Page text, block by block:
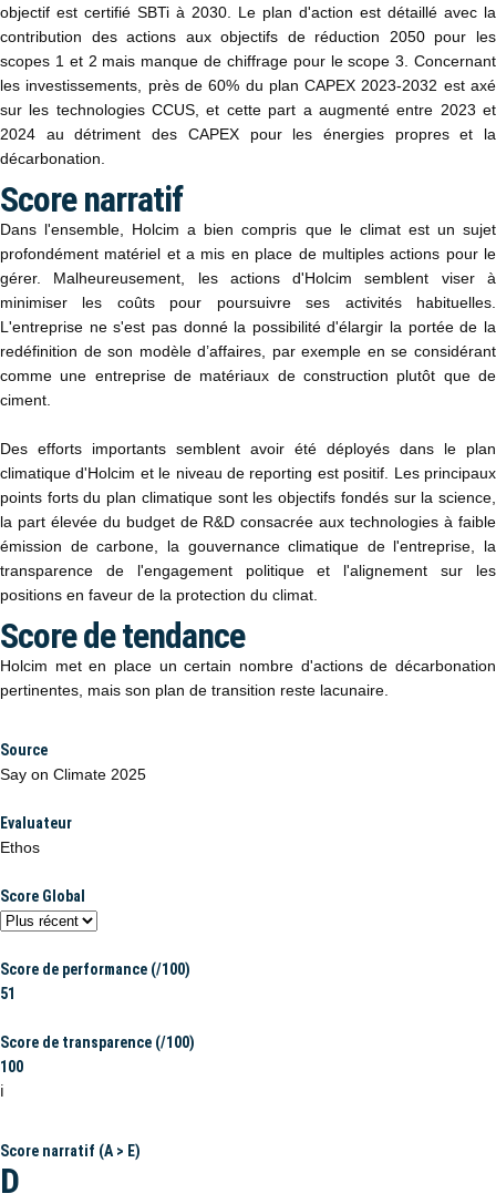
objectif est certifié SBTi à 2030. Le plan d'action est détaillé avec la
contribution des actions aux objectifs de réduction 2050 pour les
scopes 1 et 2 mais manque de chiffrage pour le scope 3. Concernant
les investissements, près de 60% du plan CAPEX 2023-2032 est axé
sur les technologies CCUS, et cette part a augmenté entre 2023 et
2024 au détriment des CAPEX pour les énergies propres et la
décarbonation.
Score narratif
Dans l'ensemble, Holcim a bien compris que le climat est un sujet
profondément matériel et a mis en place de multiples actions pour le
gérer. Malheureusement, les actions d'Holcim semblent viser à
minimiser les coûts pour poursuivre ses activités habituelles.
L'entreprise ne s'est pas donné la possibilité d'élargir la portée de la
redéfinition de son modèle d’affaires, par exemple en se considérant
comme une entreprise de matériaux de construction plutôt que de
ciment.
Des efforts importants semblent avoir été déployés dans le plan
climatique d'Holcim et le niveau de reporting est positif. Les principaux
points forts du plan climatique sont les objectifs fondés sur la science,
la part élevée du budget de R&D consacrée aux technologies à faible
émission de carbone, la gouvernance climatique de l'entreprise, la
transparence de l'engagement politique et l'alignement sur les
positions en faveur de la protection du climat.
Score de tendance
Holcim met en place un certain nombre d'actions de décarbonation
pertinentes, mais son plan de transition reste lacunaire.
Source
Say on Climate 2025
Evaluateur
Ethos
Score Global
Score de performance (/100)
51
Score de transparence (/100)
100
ℹ️
Score narratif (A > E)
D